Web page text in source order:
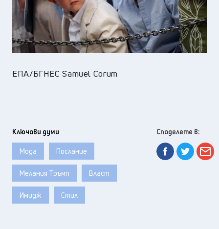
ЕПА/БГНЕС Samuel Corum
Ключови думи
Мода Послание
Мелания Тръмп Власт
Имидж Стил
Споделете в: